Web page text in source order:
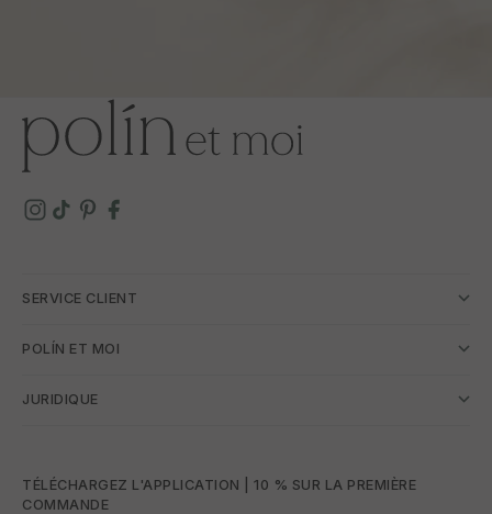
SERVICE CLIENT
POLÍN ET MOI
JURIDIQUE
TÉLÉCHARGEZ L'APPLICATION | 10 % SUR LA PREMIÈRE
COMMANDE